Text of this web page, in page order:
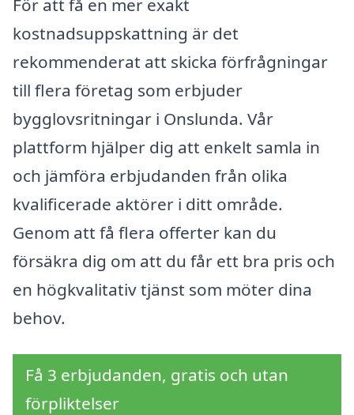
För att få en mer exakt
kostnadsuppskattning är det
rekommenderat att skicka förfrågningar
till flera företag som erbjuder
bygglovsritningar i Onslunda. Vår
plattform hjälper dig att enkelt samla in
och jämföra erbjudanden från olika
kvalificerade aktörer i ditt område.
Genom att få flera offerter kan du
försäkra dig om att du får ett bra pris och
en högkvalitativ tjänst som möter dina
behov.
Få 3 erbjudanden, gratis och utan
förpliktelser